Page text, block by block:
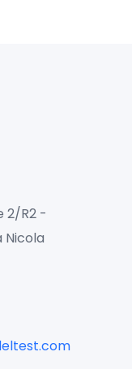
2/R2 -
Nicola